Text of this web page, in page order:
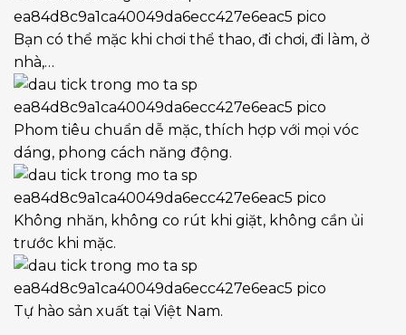
Bạn có thể mặc khi chơi thể thao, đi chơi, đi làm, ở
nhà,…
Phom tiêu chuẩn dễ mặc, thích hợp với mọi vóc
dáng, phong cách năng động.
Không nhăn, không co rút khi giặt, không cần ủi
trước khi mặc.
Tự hào sản xuất tại Việt Nam.